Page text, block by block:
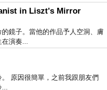
in Liszt's Mirror
的鏡子。當他的作品予人空洞、膚
演奏...
原因很簡單，之前我跟朋友們